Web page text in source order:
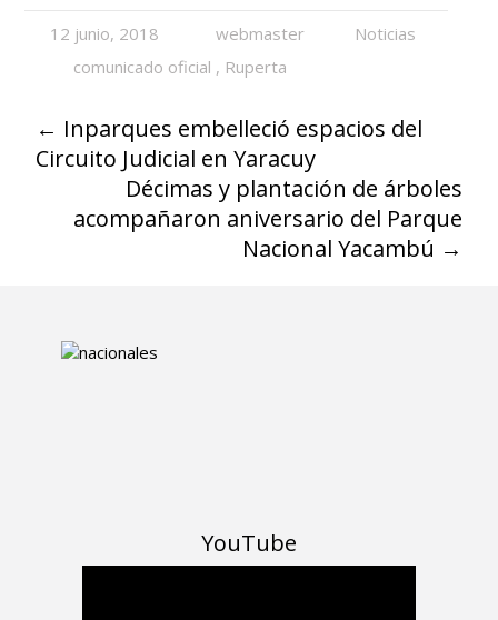
12 junio, 2018 webmaster
Noticias
comunicado oficial , Ruperta
← Inparques embelleció espacios del
Circuito Judicial en Yaracuy
Décimas y plantación de árboles
acompañaron aniversario del Parque
Nacional Yacambú →
YouTube